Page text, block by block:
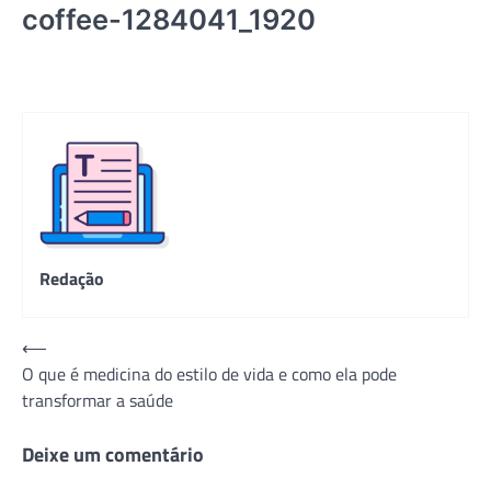
coffee-1284041_1920
Redação
Navegação
de
Post
⟵
O que é medicina do estilo de vida e como ela pode
transformar a saúde
Deixe um comentário